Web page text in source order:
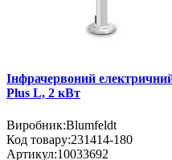
Інфрачервоний
Plus L, 2 кВт
Виробник:Blumfeldt
Код товару:231414-180
Артикул:10033692